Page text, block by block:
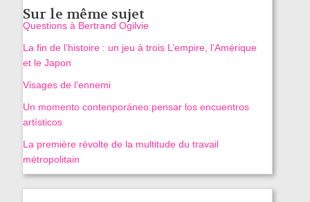
Sur le même sujet
Questions à Bertrand Ogilvie
La fin de l’histoire : un jeu à trois L’empire, l’Amérique
et le Japon
Visages de l’ennemi
Un momento contenporáneo:pensar los encuentros
artísticos
La première révolte de la multitude du travail
métropolitain